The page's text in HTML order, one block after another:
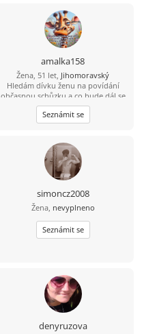
amalka158
Žena, 51 let, Jihomoravský
Hledám dívku ženu na povídání
občasnou schůzku a co bude dál se
uvidí
Seznámit se
simoncz2008
Žena, nevyplneno
Seznámit se
denyruzova